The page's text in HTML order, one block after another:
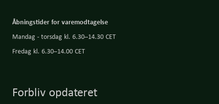
Forbliv opdateret
Åbningstider for varemodtagelse
Mandag - torsdag kl. 6.30–14.30 CET
Fredag kl. 6.30–14.00 CET